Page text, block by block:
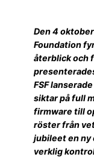
Den 4
Foundation
återblick och
FSF
siktar på full
firmware till
röster från
jubileet en ny
verklig